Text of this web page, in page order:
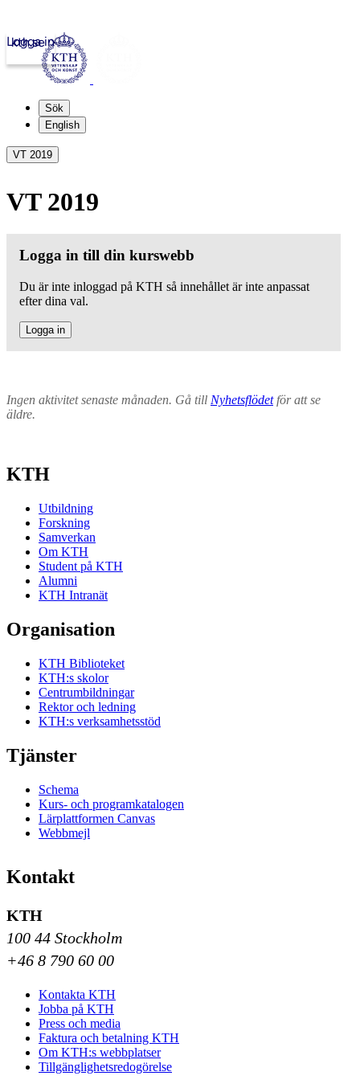
kth.se
Logga in
Sök
English
VT 2019
VT 2019
Logga in till din kurswebb
Du är inte inloggad på KTH så innehållet är inte anpassat
efter dina val.
Logga in
Ingen aktivitet senaste månaden. Gå till Nyhetsflödetför att se
äldre.
KTH
Utbildning
Forskning
Samverkan
Om KTH
Student på KTH
Alumni
KTH Intranät
Organisation
KTH Biblioteket
KTH:s skolor
Centrumbildningar
Rektor och ledning
KTH:s verksamhetsstöd
Tjänster
Schema
Kurs- och programkatalogen
Lärplattformen Canvas
Webbmejl
Kontakt
KTH
100 44 Stockholm
+46 8 790 60 00
Kontakta KTH
Jobba på KTH
Press och media
Faktura och betalning KTH
Om KTH:s webbplatser
Tillgänglighetsredogörelse